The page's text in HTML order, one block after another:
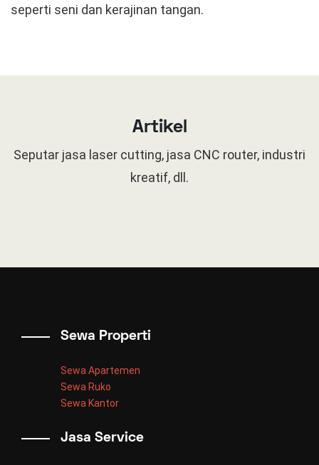
seperti seni dan kerajinan tangan.
Artikel
Seputar jasa laser cutting, jasa CNC router, industri
kreatif, dll.
Sewa Properti
Sewa Apartemen
Sewa Ruko
Sewa Kantor
Jasa Service